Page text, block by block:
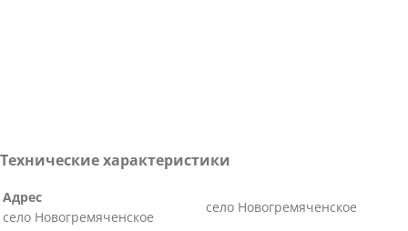
Технические характеристики
Адрес
село Новогремяченское
село Новогремяченское